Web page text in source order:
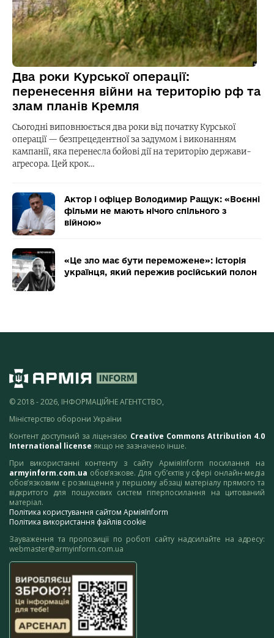
Два роки Курської операції:
перенесення війни на територію рф та
злам планів Кремля
Сьогодні виповнюється два роки від початку Курської
операції — безпрецедентної за задумом і виконанням
кампанії, яка перенесла бойові дії на територію держави-
агресора. Цей крок…
Актор і офіцер Володимир Ращук: «Воєнні
фільми не мають нічого спільного з
війною»
«Це зло має бути переможене»: історія
українця, який пережив російський полон
© 2018 - 2026, ІНФОРМАЦІЙНЕ АГЕНТСТВО,
Міністерство оборони України
Контент доступний за ліцензією Creative Commons Attribution 4.0
International license якщо не зазначено інше.
При використанні контенту з сайту АрміяInform посилання на
armyinform.com.ua обов’язкове. Для суб’єктів у сфері онлайн-медіа
обов’язковим є розміщення у першому абзаці матеріалу прямого та
відкритого для пошукових систем гіперпосилання на цитований
матеріал.
Політика користування сайтом АрміяInform
Політика використання файлів cookie
Зауваження та пропозиції по роботі сайту надсилайте на адресу:
webmaster@armyinform.com.ua